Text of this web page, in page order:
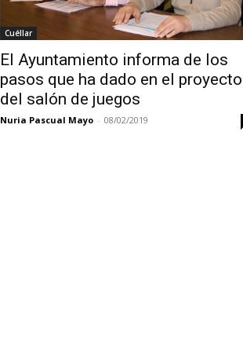
Cuéllar
El Ayuntamiento informa de los
pasos que ha dado en el proyecto
del salón de juegos
Nuria Pascual Mayo - 08/02/2019